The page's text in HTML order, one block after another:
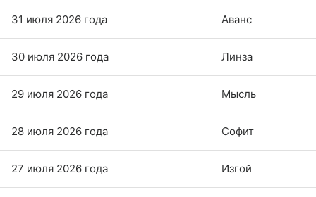
31 июля 2026 года Аванс
30 июля 2026 года Линза
29 июля 2026 года Мысль
28 июля 2026 года Софит
27 июля 2026 года Изгой